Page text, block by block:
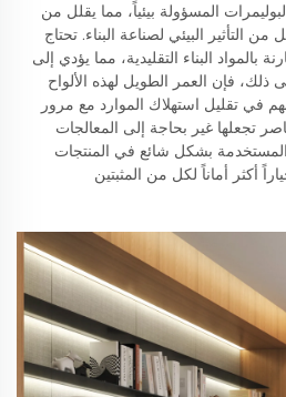
المسؤولة بيئياً، مما يقلل من
التأثير البيئي لصناعة البناء. تحتاج
بالمواد البناء التقليدية، مما يؤدي إلى
ذلك، فإن العمر الطويل لهذه الألواح
في تقليل استهلاك الموارد مع مرور
تجعلها غير بحاجة إلى المعالجات
المستخدمة بشكل شائع في المنتجات
أكثر أماناً لكل من المثبتين